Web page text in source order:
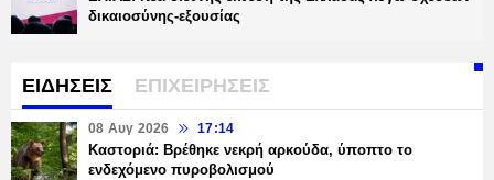
δικαιοσύνης-εξουσίας
ΕΙΔΗΣΕΙΣ ΕΠΙΧΕΙΡΗΣΕΙΣ
08 Αυγ 2026 17:14
Καστοριά: Βρέθηκε νεκρή αρκούδα, ύποπτο το
ενδεχόμενο πυροβολισμού